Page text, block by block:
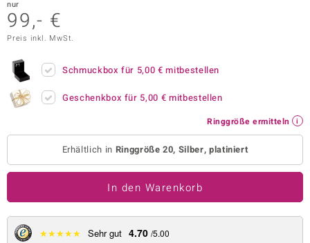
BY DE MELO
nur
99,- €
Preis inkl. MwSt.
Schmuckbox für 5,00 € mitbestellen
Geschenkbox für 5,00 € mitbestellen
Ringgröße ermitteln
Erhältlich in Ringgröße 20, Silber, platiniert
In den Warenkorb
★★★★★ Sehr gut 4.70 /5.00